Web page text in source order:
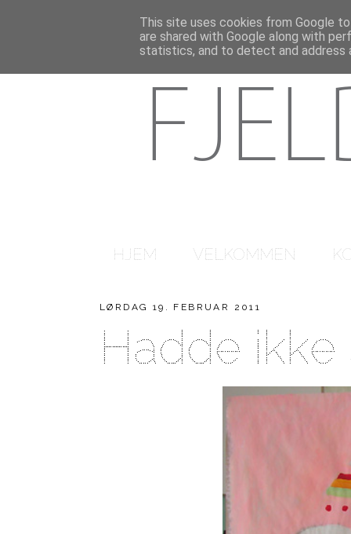
HJEM VELKOMMEN
LØRDAG 19. FEBRUAR 2011
Hadde ikke
This site uses cookies from Google
are shared with Google along with
statistics, and to detect and address